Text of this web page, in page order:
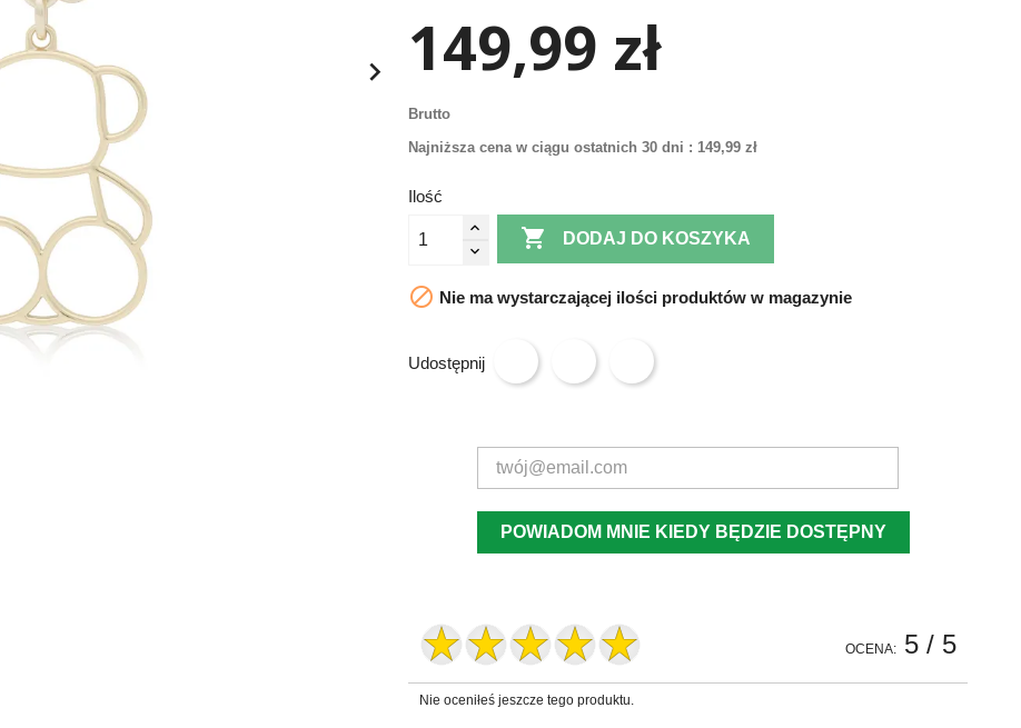
 149,99 zł
Brutto
Najniższa cena w ciągu ostatnich 30 dni : 149,99 zł
Ilość
 DODAJ DO KOSZYKA
 Nie ma wystarczającej ilości produktów w magazynie
Udostępnij
POWIADOM MNIE KIEDY BĘDZIE DOSTĘPNY
OCENA: 5/ 5
Nie oceniłeś jeszcze tego produktu.